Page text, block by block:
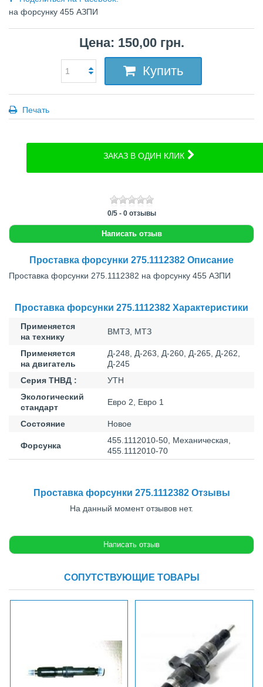
на форсунку 455 АЗПИ
Цена: 150,00 грн.
Купить
Печать
ЗАКАЗ В ОДИН КЛИК
0/5- 0отзывы
Написать отзыв
Проставка форсунки 275.1112382 Описание
Проставка форсунки 275.1112382 на форсунку 455 АЗПИ
Проставка форсунки 275.1112382 Характеристики
Применяется
на технику
ВМТЗ, МТЗ
Применяется
на двигатель
Д-248, Д-263, Д-260, Д-265, Д-262,
Д-245
Серия ТНВД :
УТН
Экологический
стандарт
Евро 2, Евро 1
Состояние Новое
Форсунка
455.1112010-50, Механическая,
455.1112010-70
Проставка форсунки 275.1112382 Отзывы
На данный момент отзывов нет.
СОПУТСТВУЮЩИЕ ТОВАРЫ